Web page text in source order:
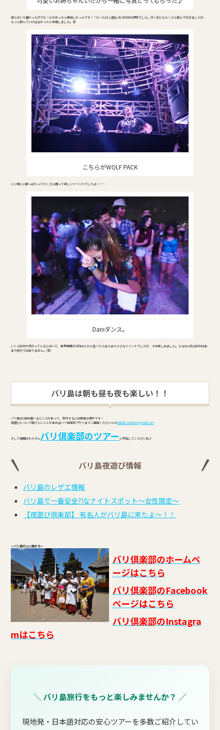
夜とはいえ暑かったのでビールがめっちゃ美味しかったです！！ビールは１缶Rp.40,000(約330円)でした。行く前にもたくさん飲んで行きましたが、
もっと飲んでいけばよかったと後悔しました。笑
こちらがWOLF PACK
いい感じに酔っぱらってたくさん踊って楽しいイベントでしたよ～！！
Daniダンス。
いくらEDMが流行っているとはいえ、世界規模のUltra とかに比べたらまだまだ小さなイベントでしたが、十分楽しめました。ちなみに私はEDMはあ
まり好きではありません。(笑)
バリ島は朝も昼も夜も楽しい！！
バリ島は1日中遊べるところがあって、旅行するには最高な場所です！
夜遊びについて知りたいことがあればバリ倶楽部アサミまでご連絡くださいｗ⇒baliclub.contact@gmail.com
そして昼間はもちろんバリ倶楽部のツアー に参加してくださいね♪
バリ島夜遊び情報
バリ島のレゲエ情報
バリ島で一番安全?!なナイトスポット～女性限定～
【夜遊び倶楽部】 有名人がバリ島に来たよ～！！
～バリ島の心に触れる～
バリ倶楽部のホームペ
ージはこちら
バリ倶楽部のFacebook
ページはこちら
バリ倶楽部のInstagra
mはこちら
＼ バリ島旅行をもっと楽しみませんか？ ／
現地発・日本語対応の安心ツアーを多数ご紹介してい